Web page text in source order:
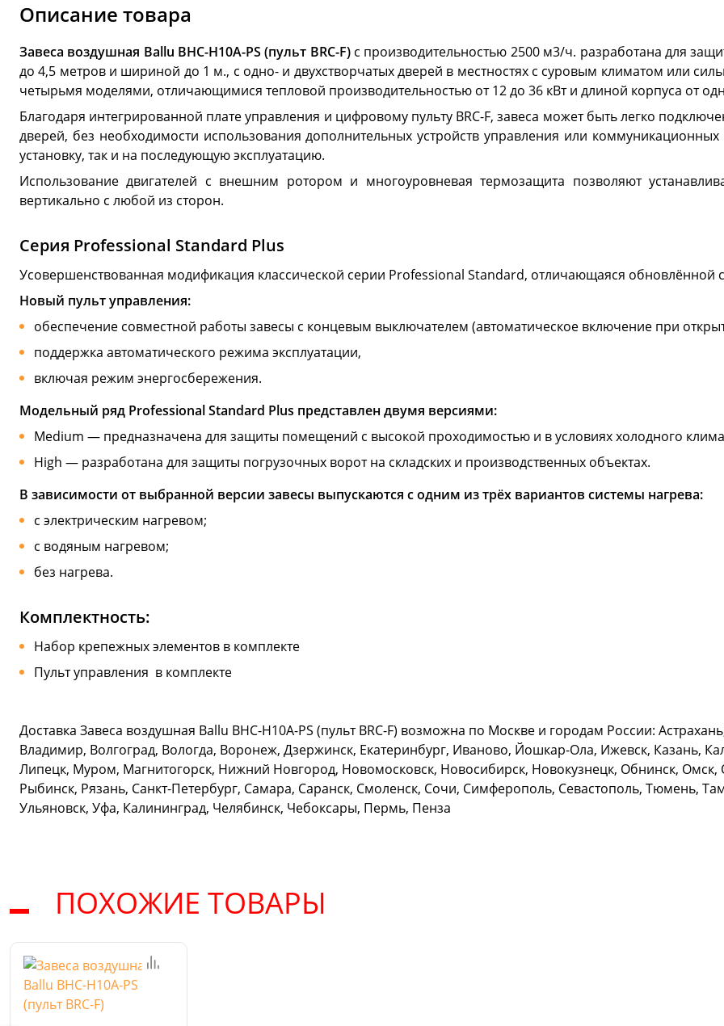
Описание товара
Завеса воздушная Ballu BHC-H10A-PS (пульт BRC-F) c производительностью 2500 м3/ч. разработана для
до 4,5 метров и шириной до 1 м., с одно- и двухстворчатых дверей в местностях с суровым климатом или
четырьмя моделями, отличающимися тепловой производительностью от 12 до 36 кВт и длиной корпуса от
Благодаря интегрированной плате управления и цифровому пульту BRC-F, завеса может быть легко
дверей, без необходимости использования дополнительных устройств управления или
установку, так и на последующую эксплуатацию.
Использование двигателей с внешним ротором и многоуровневая термозащита позволяют
вертикально с любой из сторон.
Серия Professional Standard Plus
Усовершенствованная модификация классической серии Professional Standard, отличающаяся обновлённой
Новый пульт управления:
обеспечение совместной работы завесы с концевым выключателем (автоматическое включение при
поддержка автоматического режима эксплуатации,
включая режим энергосбережения.
Модельный ряд Professional Standard Plus представлен двумя версиями:
Medium — предназначена для защиты помещений с высокой проходимостью и в условиях холодного
High — разработана для защиты погрузочных ворот на складских и производственных объектах.
В зависимости от выбранной версии завесы выпускаются с одним из трёх вариантов системы нагрева:
с электрическим нагревом;
с водяным нагревом;
без нагрева.
Комплектность:
Набор крепежных элементов в комплекте
Пульт управления в комплекте
Доставка Завеса воздушная Ballu BHC-H10A-PS (пульт BRC-F) возможна по Москве и городам России:
Владимир, Волгоград, Вологда, Воронеж, Дзержинск, Екатеринбург, Иваново, Йошкар-Ола, Ижевск, Казань,
Липецк, Муром, Магнитогорск, Нижний Новгород, Новомосковск, Новосибирск, Новокузнецк, Обнинск,
Рыбинск, Рязань, Санкт-Петербург, Самара, Саранск, Смоленск, Сочи, Симферополь, Севастополь, Тюмень,
Ульяновск, Уфа, Калининград, Челябинск, Чебоксары, Пермь, Пенза
ПОХОЖИЕ ТОВАРЫ